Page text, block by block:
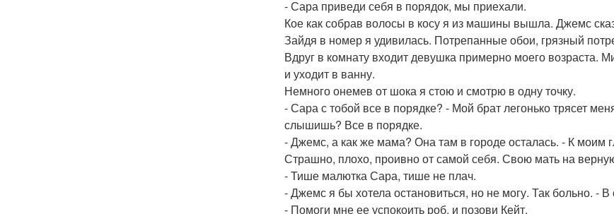
- Сара приведи себя в порядок, мы приехали.
Кое как собрав волосы в косу я из машины вышла. Джемс
Зайдя в номер я удивилась. Потрепанные обои, грязный
Вдруг в комнату входит девушка примерно моего возраста.
и уходит в ванну.
Немного онемев от шока я стою и смотрю в одну точку.
- Сара с тобой все в порядке? - Мой брат легонько трясет
слышишь? Все в порядке.
- Джемс, а как же мама? Она там в городе осталась. - К моим
Страшно, плохо, проивно от самой себя. Свою мать на
- Тише малютка Сара, тише не плач.
- Джемс я бы хотела остановиться, но не могу. Так больно. - В
- Помоги мне ее успокоить роб, и позови Кейт.